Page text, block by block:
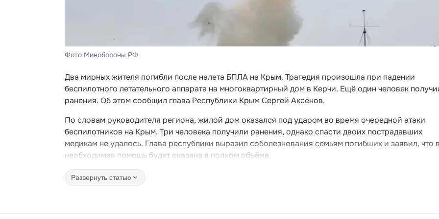
Фото Минобороны РФ
Два мирных жителя погибли после налета БПЛА на Крым. Трагедия произошла при падении
беспилотного летательного аппарата на многоквартирный дом в Керчи. Ещё один человек
ранения. Об этом сообщил глава Республики Крым Сергей Аксёнов.
По словам руководителя региона, жилой дом оказался под ударом во время очередной атаки
беспилотников на Крым. Три человека получили ранения, однако спасти двоих пострадавших
медикам не удалось. Глава республики выразил соболезнования семьям погибших и заявил, что
необходимая помощь будет оказана в полном объёме.
Развернуть статью